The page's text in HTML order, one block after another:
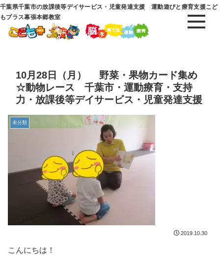
千葉県千葉市の放課後等デイサービス・児童発達支援 運動遊びと療育支援こど
もプラス幕張本郷教室
10月28日（月） 野菜・果物カード集め
☆動物レース 千葉市・運動療育・支持
力・放課後等デイサービス・児童発達支援
未分類
2019.10.30
こんにちは！